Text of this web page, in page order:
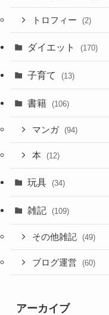
トロフィー (2)
ダイエット (170)
子育て (13)
書籍 (106)
マンガ (94)
本 (12)
玩具 (34)
雑記 (109)
その他雑記 (49)
ブログ運営 (60)
アーカイブ